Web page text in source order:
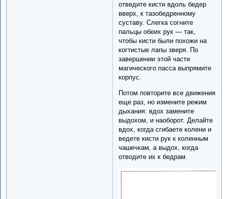
отведите кисти вдоль бедер
вверх, к тазобедренному
суставу. Слегка согните
пальцы обеих рук — так,
чтобы кисти были похожи на
когтистые лапы зверя. По
завершении этой части
магического пасса выпрямите
корпус.
Потом повторите все движения
еще раз, но измените режим
дыхания: вдох замените
выдохом, и наоборот. Делайте
вдох, когда сгибаете колени и
ведете кисти рук к коленным
чашечкам, а выдох, когда
отводите их к бедрам.